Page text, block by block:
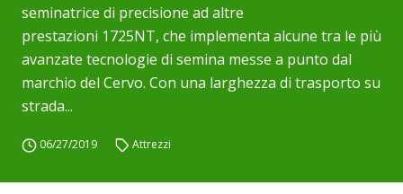
seminatrice di precisione ad altre
prestazioni 1725NT, che implementa alcune tra le più
avanzate tecnologie di semina messe a punto dal
marchio del Cervo. Con una larghezza di trasporto su
strada...
06/27/2019 Attrezzi